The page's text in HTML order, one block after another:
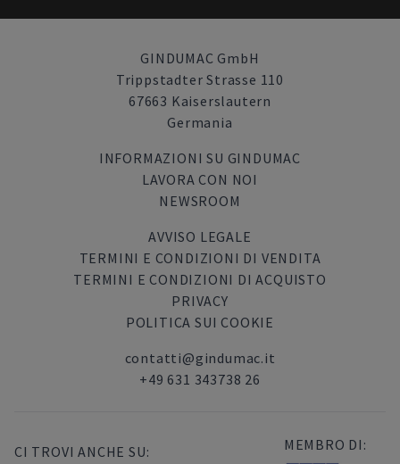
GINDUMAC GmbH
Trippstadter Strasse 110
67663 Kaiserslautern
Germania
INFORMAZIONI SU GINDUMAC
LAVORA CON NOI
NEWSROOM
AVVISO LEGALE
TERMINI E CONDIZIONI DI VENDITA
TERMINI E CONDIZIONI DI ACQUISTO
PRIVACY
POLITICA SUI COOKIE
contatti@gindumac.it
+49 631 343738 26
CI TROVI ANCHE SU: MEMBRO DI: